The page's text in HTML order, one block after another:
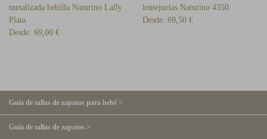
metalizada hebilla Naturino Lally
Plata
Desde: 69,00 €
lentejuelas Naturino 4350
Desde: 69,50 €
Guía de tallas de zapatos para bebé >
Guía de tallas de zapatos >